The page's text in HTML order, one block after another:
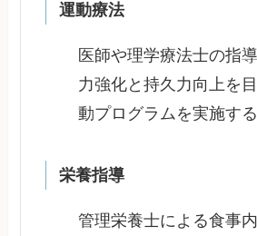
運動療法
医師や理学療法士の指
力強化と持久力向上を
動プログラムを実施する
栄養指導
管理栄養士による食事